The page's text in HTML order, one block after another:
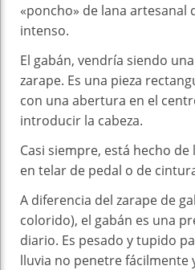
«poncho» de lana artesanal
intenso.
El gabán, vendría siendo
zarape. Es una pieza
con una abertura en el
introducir la cabeza.
Casi siempre, está hecho
en telar de pedal o de
A diferencia del zarape de
colorido), el gabán es una
diario. Es pesado y tupido
lluvia no penetre fácilmente